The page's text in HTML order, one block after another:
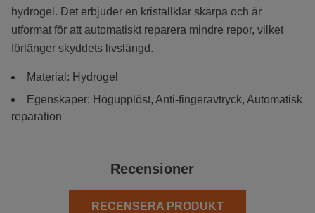
hydrogel. Det erbjuder en kristallklar skärpa och är
utformat för att automatiskt reparera mindre repor, vilket
förlänger skyddets livslängd.
Material: Hydrogel
Egenskaper: Högupplöst, Anti-fingeravtryck, Automatisk
reparation
Recensioner
RECENSERA PRODUKT